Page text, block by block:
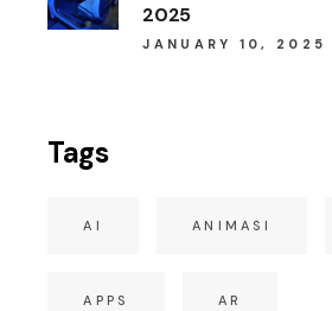
2025
JANUARY 10, 2025
Tags
AI ANIMASI
APPS AR